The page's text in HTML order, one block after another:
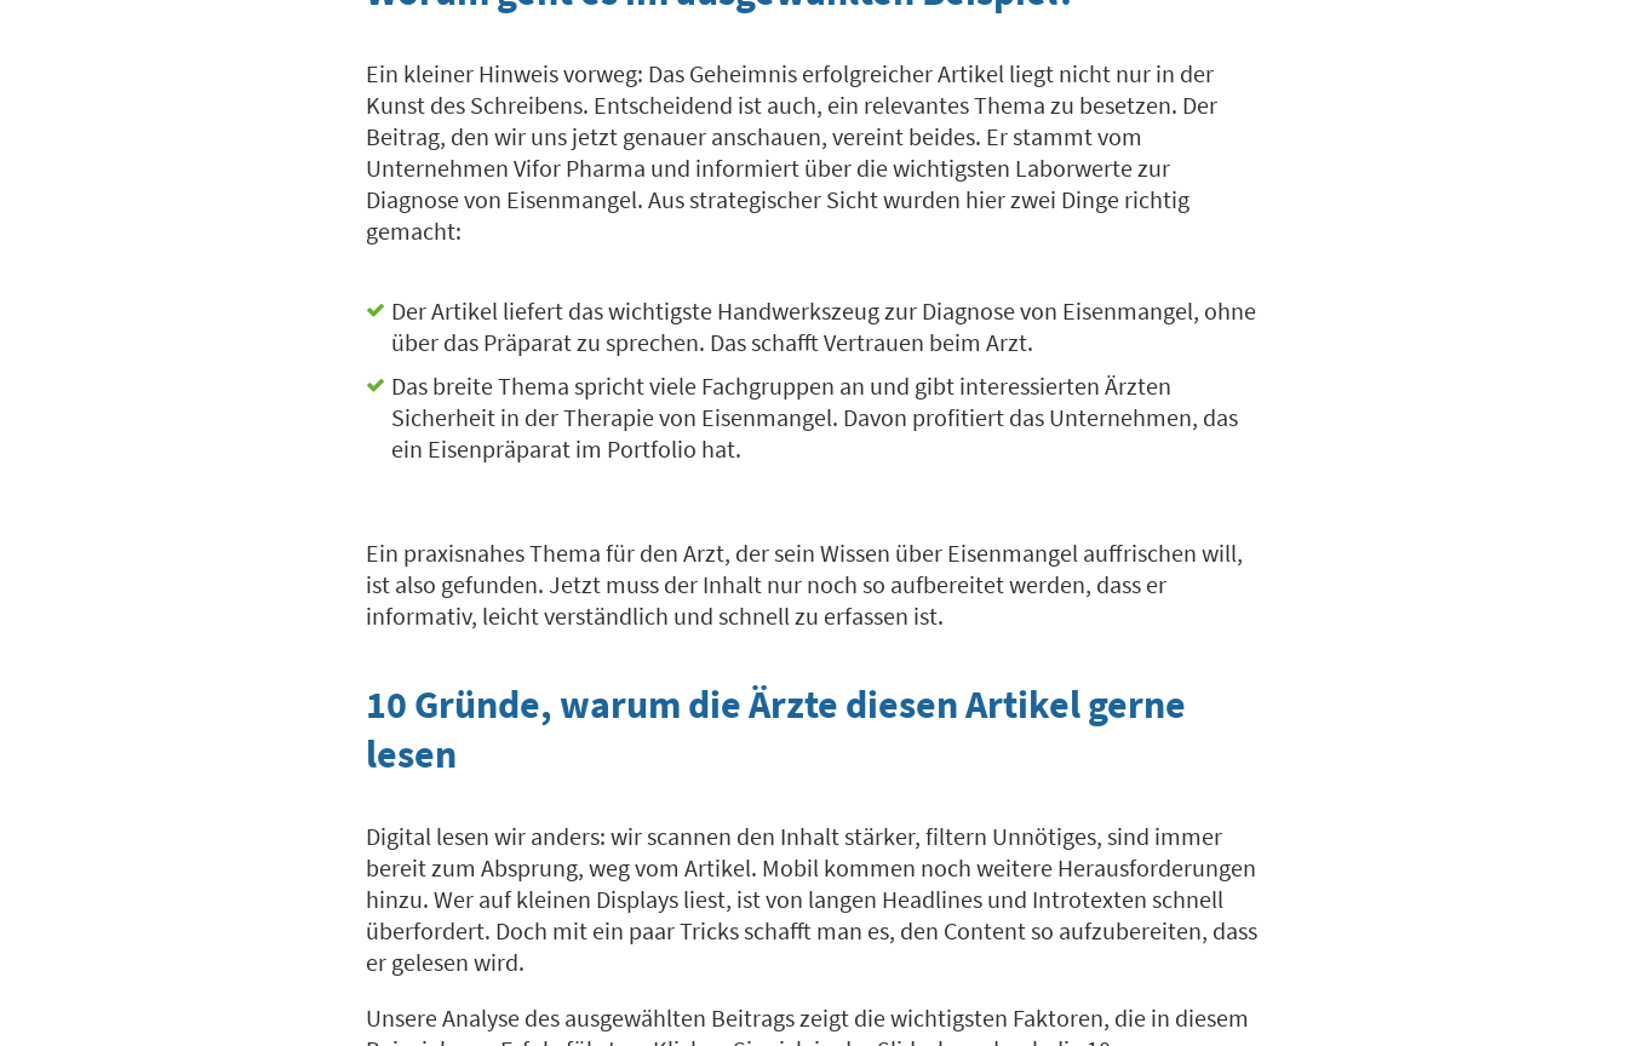
Ein kleiner Hinweis vorweg: Das Geheimnis erfolgreicher Artikel liegt nicht nur in der
Kunst des Schreibens. Entscheidend ist auch, ein relevantes Thema zu besetzen. Der
Beitrag, den wir uns jetzt genauer anschauen, vereint beides. Er stammt vom
Unternehmen Vifor Pharma und informiert über die wichtigsten Laborwerte zur
Diagnose von Eisenmangel. Aus strategischer Sicht wurden hier zwei Dinge richtig
gemacht:
Der Artikel liefert das wichtigste Handwerkszeug zur Diagnose von Eisenmangel, ohne
über das Präparat zu sprechen. Das schafft Vertrauen beim Arzt.
Das breite Thema spricht viele Fachgruppen an und gibt interessierten Ärzten
Sicherheit in der Therapie von Eisenmangel. Davon profitiert das Unternehmen, das
ein Eisenpräparat im Portfolio hat.
Ein praxisnahes Thema für den Arzt, der sein Wissen über Eisenmangel auffrischen will,
ist also gefunden. Jetzt muss der Inhalt nur noch so aufbereitet werden, dass er
informativ, leicht verständlich und schnell zu erfassen ist.
10 Gründe, warum die Ärzte diesen Artikel gerne
lesen
Digital lesen wir anders: wir scannen den Inhalt stärker, filtern Unnötiges, sind immer
bereit zum Absprung, weg vom Artikel. Mobil kommen noch weitere Herausforderungen
hinzu. Wer auf kleinen Displays liest, ist von langen Headlines und Introtexten schnell
überfordert. Doch mit ein paar Tricks schafft man es, den Content so aufzubereiten, dass
er gelesen wird.
Unsere Analyse des ausgewählten Beitrags zeigt die wichtigsten Faktoren, die in diesem